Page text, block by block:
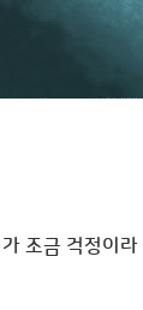
조금 걱정이라